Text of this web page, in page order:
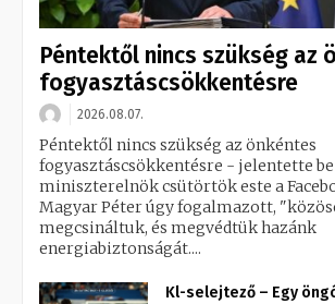
Péntektől nincs szükség az
fogyasztáscsökkentésre
2026.08.07.
Péntektől nincs szükség az önkéntes
fogyasztáscsökkentésre - jelentette be
miniszterelnök csütörtök este a
Magyar Péter úgy fogalmazott,
megcsináltuk, és megvédtük hazánk
energiabiztonságát....
Kl-selejtező – Egy